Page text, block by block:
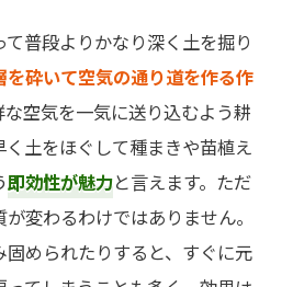
普段よりかなり深く土を掘り
を砕いて空気の通り道を作る作
空気を一気に送り込むよう耕
土をほぐして種まきや苗植え
即効性が魅力と言えます。ただ
変わるわけではありません。
められたりすると、すぐに元